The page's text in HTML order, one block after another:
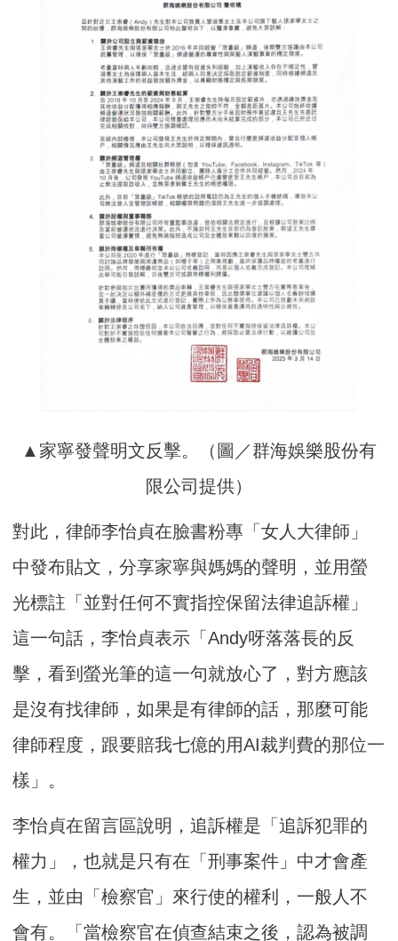
▲家寧發聲明文反擊。（圖／群海娛樂股份有
限公司提供）
對此，律師李怡貞在臉書粉專「女人大律師」
中發布貼文，分享家寧與媽媽的聲明，並用螢
光標註「並對任何不實指控保留法律追訴權」
這一句話，李怡貞表示「Andy呀落落長的反
擊，看到螢光筆的這一句就放心了，對方應該
是沒有找律師，如果是有律師的話，那麼可能
律師程度，跟要賠我七億的用AI裁判費的那位一
樣」。
李怡貞在留言區說明，追訴權是「追訴犯罪的
權力」，也就是只有在「刑事案件」中才會產
生，並由「檢察官」來行使的權利，一般人不
會有。「當檢察官在偵查結束之後，認為被調